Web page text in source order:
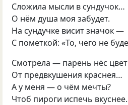
Сложила мысли в сундучок…
О нём душа моя забудет.
На сундучке висит значок —
С пометкой: «То, чего не
Смотрела — парень нёс
От предвкушения краснея…
А у меня — о чём мечты?
Чтоб пироги испечь